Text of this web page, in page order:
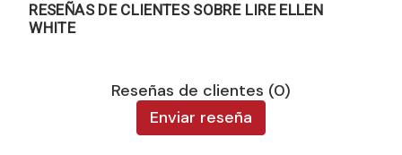
RESEÑAS DE CLIENTES SOBRE LIRE ELLEN
WHITE
Reseñas de clientes (0)
Enviar reseña